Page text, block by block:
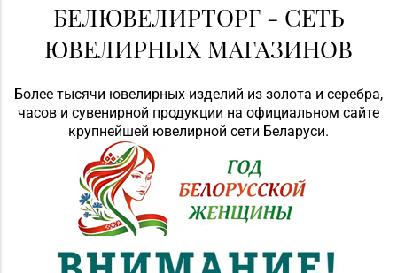
БЕЛЮВЕЛИРТОРГ - СЕТЬ
ЮВЕЛИРНЫХ МАГАЗИНОВ
Более тысячи ювелирных изделий из золота и серебра,
часов и сувенирной продукции на официальном сайте
крупнейшей ювелирной сети Беларуси.